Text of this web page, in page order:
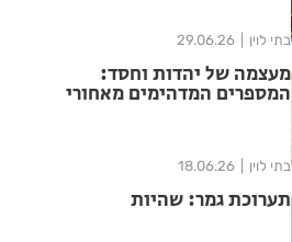
בתי לוין 29.06.26
מעצמה של יהדות וחסד:
המספרים המדהימים מאחורי
בתי לוין 18.06.26
תערוכת גמר: שהיות